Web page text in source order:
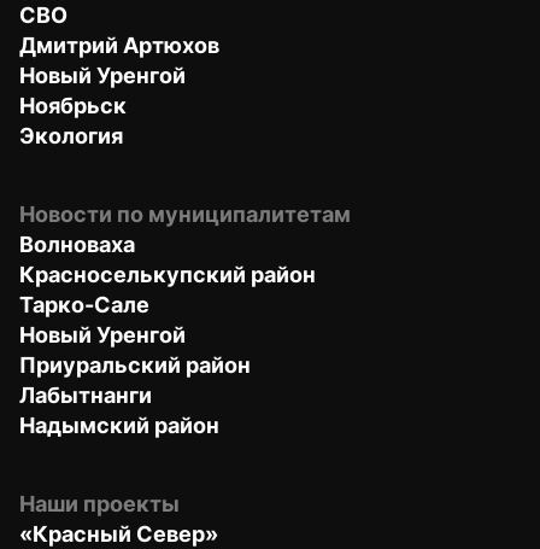
СВО
Дмитрий Артюхов
Новый Уренгой
Ноябрьск
Экология
Новости по муниципалитетам
Волноваха
Красноселькупский район
Тарко-Сале
Новый Уренгой
Приуральский район
Лабытнанги
Надымский район
Наши проекты
«Красный Север»